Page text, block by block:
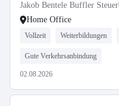
Jakob Bentele Buffler
Home Office
Vollzeit Weiterbildungen
Gute Verkehrsanbindung
02.08.2026